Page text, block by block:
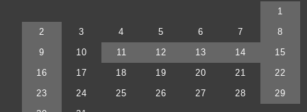
1
2
3 4 5 6 7
8
9
10 11 12 13 14
15
16
17 18 19 20 21
22
23
24 25 26 27 28
29